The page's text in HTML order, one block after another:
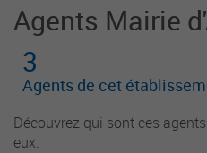
Agents Mairie
3
Agents de cet
Découvrez qui sont ces
eux.